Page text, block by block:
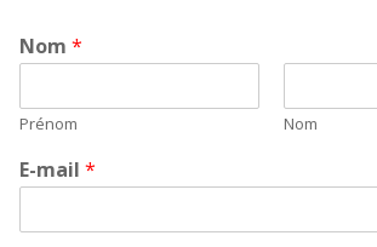
Nom *
Prénom Nom
E-mail *